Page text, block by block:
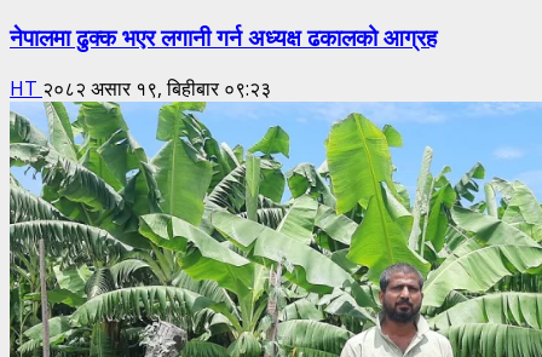
नेपालमा ढुक्क भएर लगानी गर्न अध्यक्ष ढकालको आग्रह
HT २०८२ असार १९, बिहीबार ०९:२३